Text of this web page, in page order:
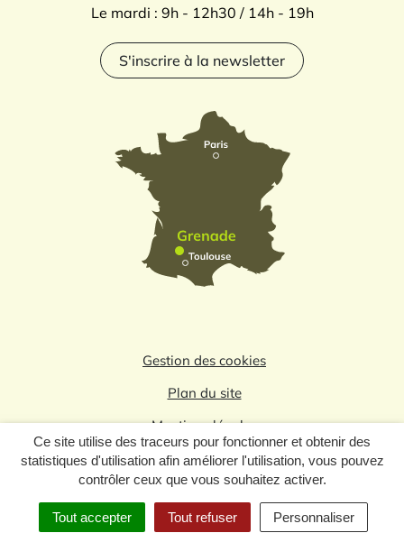
Ce site utilise des traceurs pour fonctionner et obtenir des
statistiques d'utilisation afin améliorer l'utilisation, vous pouvez
contrôler ceux que vous souhaitez activer.
Tout accepter Tout refuser Personnaliser
Logo du label
Le mardi : 9h - 12h30 / 14h - 19h
S'inscrire à la newsletter
Gestion des cookies
Plan du site
Mentions légales
Politique de confidentialité